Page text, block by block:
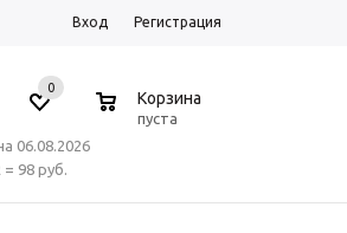
Вход Регистрация
0
Корзина
пуста
06.08.2026
= 98 руб.